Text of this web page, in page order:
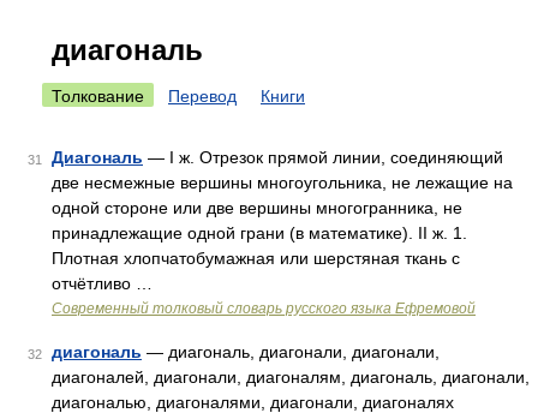
диагональ
Толкование Перевод Книги
31 Диагональ — I ж. Отрезок прямой линии, соединяющий
две несмежные вершины многоугольника, не лежащие на
одной стороне или две вершины многогранника, не
принадлежащие одной грани (в математике). II ж. 1.
Плотная хлопчатобумажная или шерстяная ткань с
отчётливо …
Современный толковый словарь русского языка Ефремовой
32 диагональ — диагональ, диагонали, диагонали,
диагоналей, диагонали, диагоналям, диагональ, диагонали,
диагональю, диагоналями, диагонали, диагоналях